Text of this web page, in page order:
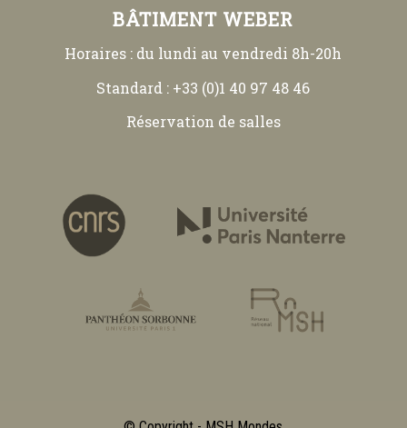
BÂTIMENT WEBER
Horaires : du lundi au vendredi 8h-20h
Standard : +33 (0)1 40 97 48 46
Réservation de salles